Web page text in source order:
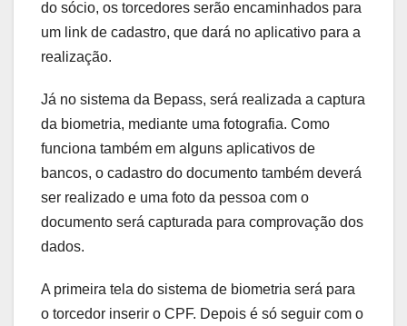
do sócio, os torcedores serão encaminhados para
um link de cadastro, que dará no aplicativo para a
realização.
Já no sistema da Bepass, será realizada a captura
da biometria, mediante uma fotografia. Como
funciona também em alguns aplicativos de
bancos, o cadastro do documento também deverá
ser realizado e uma foto da pessoa com o
documento será capturada para comprovação dos
dados.
A primeira tela do sistema de biometria será para
o torcedor inserir o CPF. Depois é só seguir com o